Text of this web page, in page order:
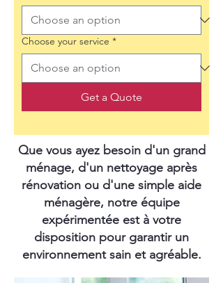
Choose your service *
Get a Quote
Que vous ayez besoin d'un grand
ménage, d'un nettoyage après
rénovation ou d'une simple aide
ménagère, notre équipe
expérimentée est à votre
disposition pour garantir un
environnement sain et agréable.